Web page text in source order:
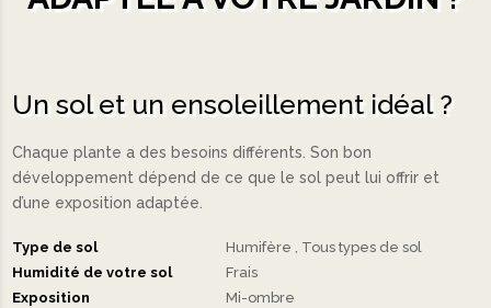
Un sol et un ensoleillement idéal ?
Chaque plante a des besoins différents. Son bon
développement dépend de ce que le sol peut lui offrir et
d’une exposition adaptée.
Type de sol Humifère
Tous types de sol
Humidité de votre sol
Frais
Exposition
Mi-ombre